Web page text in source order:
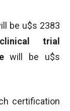
be u$s 2383
clinical trial
will be u$s
certification